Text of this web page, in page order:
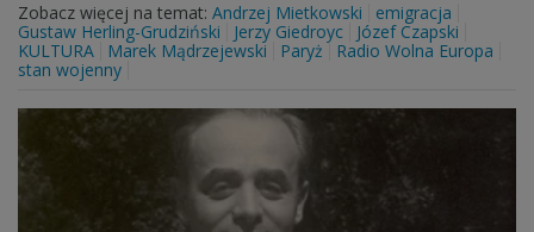
Zobacz więcej na temat: Andrzej Mietkowski
emigracja
Gustaw Herling-Grudziński
Jerzy Giedroyc
Józef Czapski
KULTURA
Marek Mądrzejewski Paryż
Radio Wolna Europa
stan wojenny